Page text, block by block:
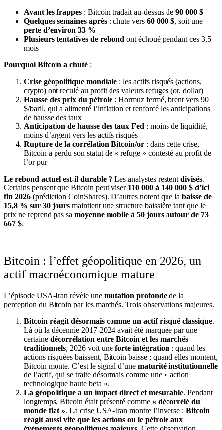
Avant les frappes : Bitcoin tradait au-dessus de 90 000 $
Quelques semaines après : chute vers 60 000 $, soit une
perte d’environ 33 %
Plusieurs tentatives de rebond ont échoué pendant ces 3,5
mois
Pourquoi Bitcoin a chuté :
Crise géopolitique mondiale : les actifs risqués (actions,
crypto) ont reculé au profit des valeurs refuges (or, dollar)
Hausse des prix du pétrole : Hormuz fermé, brent vers 90
$/baril, qui a alimenté l’inflation et renforcé les anticipations
de hausse des taux
Anticipation de hausse des taux Fed : moins de liquidité,
moins d’argent vers les actifs risqués
Rupture de la corrélation Bitcoin/or : dans cette crise,
Bitcoin a perdu son statut de « refuge » contesté au profit de
l’or pur
Le rebond actuel est-il durable ? Les analystes restent divisés.
Certains pensent que Bitcoin peut viser 110 000 à 140 000 $ d’ici
fin 2026 (prédiction CoinShares). D’autres notent que la baisse de
15,8 % sur 30 jours maintient une structure baissière tant que le
prix ne reprend pas sa moyenne mobile à 50 jours autour de 73
667 $.
Bitcoin : l’effet géopolitique en 2026, un
actif macroéconomique mature
L’épisode USA-Iran révèle une mutation profonde de la
perception du Bitcoin par les marchés. Trois observations majeures.
Bitcoin réagit désormais comme un actif risqué classique.
Là où la décennie 2017-2024 avait été marquée par une
certaine décorrélation entre Bitcoin et les marchés
traditionnels, 2026 voit une forte intégration : quand les
actions risquées baissent, Bitcoin baisse ; quand elles montent,
Bitcoin monte. C’est le signal d’une maturité institutionnelle
de l’actif, qui se traite désormais comme une « action
technologique haute beta ».
La géopolitique a un impact direct et mesurable. Pendant
longtemps, Bitcoin était présenté comme « décorrélé du
monde fiat ». La crise USA-Iran montre l’inverse : Bitcoin
réagit aussi vite que les actions ou le pétrole aux